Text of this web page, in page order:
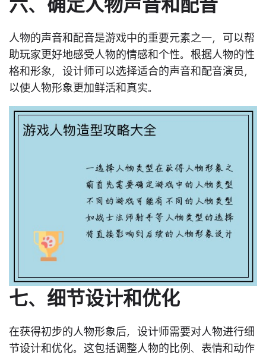
六、确定人物声音和配音
人物的声音和配音是游戏中的重要元素之一，可以帮
助玩家更好地感受人物的情感和个性。根据人物的性
格和形象，设计师可以选择适合的声音和配音演员，
以使人物形象更加鲜活和真实。
七、细节设计和优化
在获得初步的人物形象后，设计师需要对人物进行细
节设计和优化。这包括调整人物的比例、表情和动作